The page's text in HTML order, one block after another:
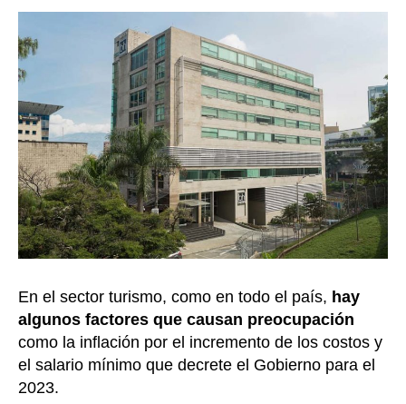
En el sector turismo, como en todo el país, hay
algunos factores que causan preocupación
como la inflación por el incremento de los costos y
el salario mínimo que decrete el Gobierno para el
2023.